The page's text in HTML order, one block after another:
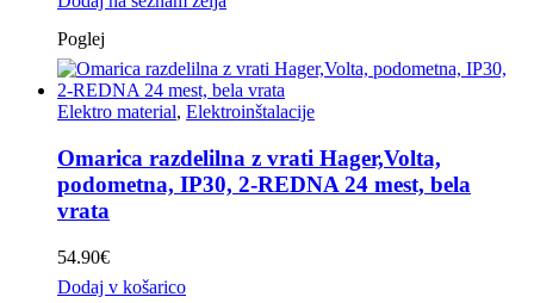
Poglej
Elektro material, Elektroinštalacije
Omarica razdelilna z vrati Hager,Volta,
podometna, IP30, 2-REDNA 24 mest, bela
vrata
54.90€
Dodaj v košarico